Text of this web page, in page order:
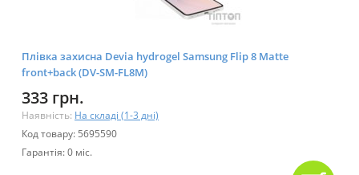
Плівка захисна Devia hydrogel Samsung Flip 8 Matte
front+back (DV-SM-FL8M)
333 грн.
Наявність: На складі (1-3 дні)
Код товару: 5695590
Гарантія: 0 міс.